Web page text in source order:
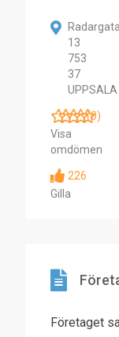
13
753
37
UPPSALA
(0)
Visa
omdömen
226
Gilla
Företaget